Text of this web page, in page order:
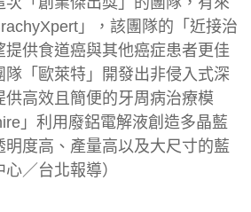
」，該團隊的「近接治
供食道癌與其他癌症患者更佳
隊「歐萊特」開發出非侵入式深
供高效且簡便的牙周病治療模
」利用廢鋁電解液創造多晶藍
明度高、產量高以及大尺寸的藍
／台北報導）